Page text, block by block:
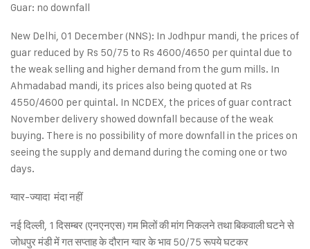
Guar: no downfall
New Delhi, 01 December (NNS): In Jodhpur mandi, the prices of
guar reduced by Rs 50/75 to Rs 4600/4650 per quintal due to
the weak selling and higher demand from the gum mills. In
Ahmadabad mandi, its prices also being quoted at Rs
4550/4600 per quintal. In NCDEX, the prices of guar contract
November delivery showed downfall because of the weak
buying. There is no possibility of more downfall in the prices on
seeing the supply and demand during the coming one or two
days.
ग्वार-ज्यादा मंदा नहीं
नई दिल्ली, 1 दिसम्बर (एनएनएस) गम मिलों की मांग निकलने तथा बिकवाली घटने से
जोधपुर मंडी में गत सप्ताह के दौरान ग्वार के भाव 50/75 रूपये घटकर